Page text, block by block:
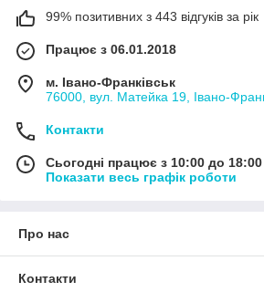
99% позитивних з 443 відгуків за рік
Працює з 06.01.2018
м. Івано-Франківськ
76000, вул. Матейка 19, Івано-
Контакти
Сьогодні працює з 10:00 до 18:00
Показати весь графік роботи
Про нас
Контакти